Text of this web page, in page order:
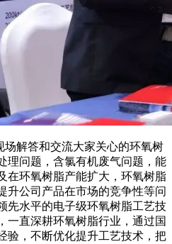
解答和交流大家关心的环氧树
理问题，含氯有机废气问题，能
在环氧树脂产能扩大，环氧树脂
升公司产品在市场的竞争性等问
先水平的电子级环氧树脂工艺技
一直深耕环氧树脂行业，通过国
验，不断优化提升工艺技术，把